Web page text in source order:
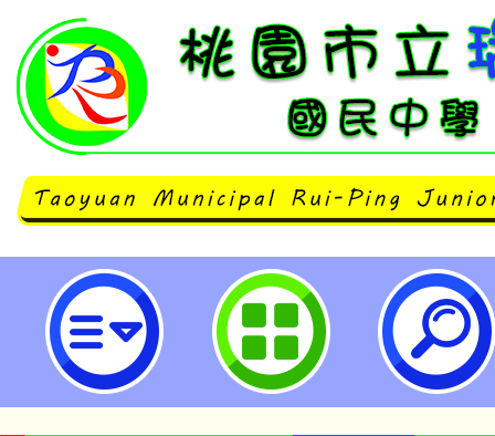
114學年度教師教學的春天－分組
訓工作坊-桃園市立瑞坪國民中學